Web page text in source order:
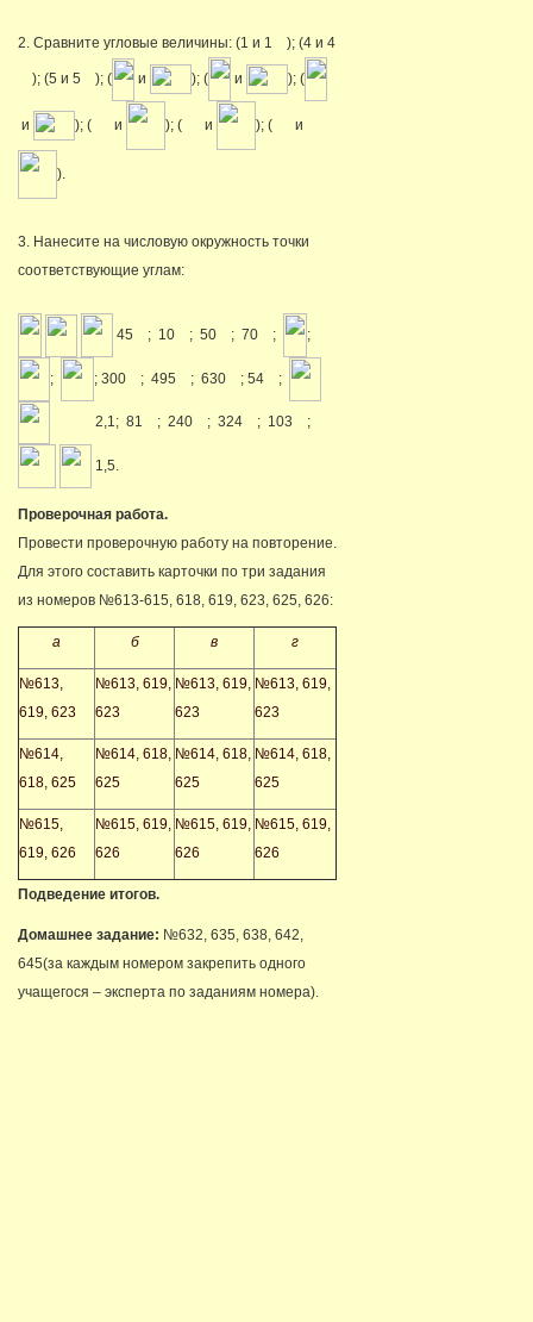
2. Сравните угловые величины: (1 и 1 ); (4 и 4
); (5 и 5 ); ( и ); ( и ); (
и ); ( и ); ( и ); ( и
).
3. Нанесите на числовую окружность точки
соответствующие углам:
45 ; 10 ; 50 ; 70 ; ;
; ; 300 ; 495 ; 630 ; 54 ;
2,1; 81 ; 240 ; 324 ; 103 ;
1,5.
Проверочная работа.
Провести проверочную работу на повторение.
Для этого составить карточки по три задания
из номеров №613-615, 618, 619, 623, 625, 626:
а б в г
№613,
619, 623
№613, 619,
623
№613, 619,
623
№613, 619,
623
№614,
618, 625
№614, 618,
625
№614, 618,
625
№614, 618,
625
№615,
619, 626
№615, 619,
626
№615, 619,
626
№615, 619,
626
Подведение итогов.
Домашнее задание: №632, 635, 638, 642,
645(за каждым номером закрепить одного
учащегося – эксперта по заданиям номера).